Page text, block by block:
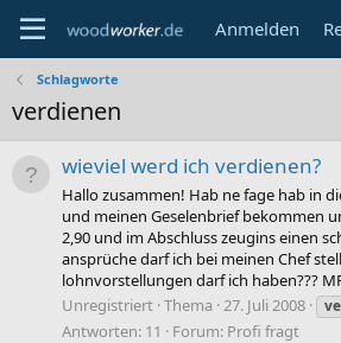
Anmelden
Schlagworte
verdienen
wieviel werd ich verdienen?
Hallo zusammen! Hab ne fage hab in
und meinen Geselenbrief bekommen
2,90 und im Abschluss zeugins einen
ansprüche darf ich bei meinen Chef
lohnvorstellungen darf ich haben???
Unregistriert Thema 27. Juli 2008
Antworten: 11 Forum: Profi fragt